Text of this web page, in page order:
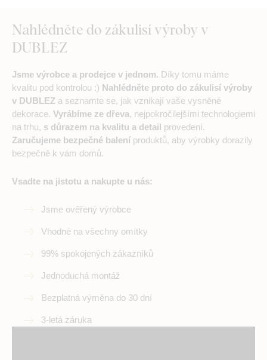
Nahlédněte do zákulisí výroby v
DUBLEZ
Jsme výrobce a prodejce v jednom. Díky tomu máme
kvalitu pod kontrolou :) Nahlédněte proto do zákulisí výroby
v DUBLEZ a seznamte se, jak vznikají vaše vysněné
dekorace. Vyrábíme ze dřeva, nejpokročilejšími technologiemi
na trhu, s důrazem na kvalitu a detail provedení.
Zaručujeme bezpečné balení produktů, aby výrobky dorazily
bezpečně k vám domů.
Vsadte na jistotu a nakupte u nás:
Jsme ověřený výrobce
Vhodné na všechny omítky
99% spokojených zákazníků
Jednoduchá montáž
Bezplatná výměna do 30 dní
3-letá záruka